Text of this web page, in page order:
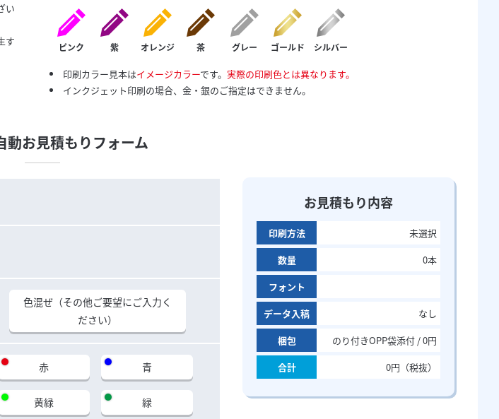
い
す
ピンク 紫 オレンジ 茶 グレー ゴールド シルバー
印刷カラー見本はイメージカラーです。 実際の印刷色とは異なります。
インクジェット印刷の場合、金・銀のご指定はできません。
動お見積もりフォーム
色混ぜ（その他ご要望にご入力く
ださい）
赤 青
黄緑 緑
お見積もり内容
印刷方法
未選択
数量
0本
フォント
データ入稿
なし
梱包
のり付きOPP袋添付 / 0円
合計
0円（税抜）